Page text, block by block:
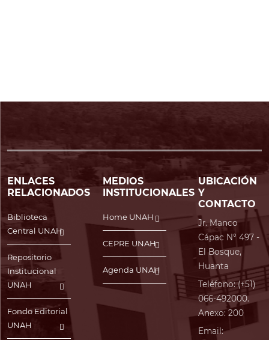
ENLACES
RELACIONADOS
Biblioteca
Central UNAH
Repositorio
Institucional
UNAH
Fondo Editorial
UNAH
MEDIOS
INSTITUCIONALES
Home UNAH
CEPRE UNAH
Agenda UNAH
UBICACIÓN
Y
CONTACTO
Jr. Manco
Cápac N° 497 -
El Bosque,
Huanta
Teléfono: (+51)
066-492000.
Anexo: 200
Email: